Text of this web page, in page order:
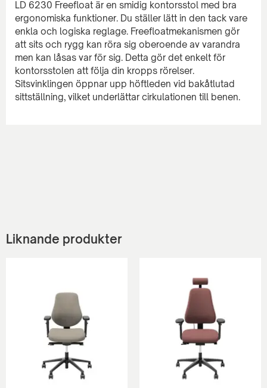
LD 6230 Freefloat är en smidig kontorsstol med bra
ergonomiska funktioner. Du ställer lätt in den tack vare
enkla och logiska reglage. Freefloatmekanismen gör
att sits och rygg kan röra sig oberoende av varandra
men kan låsas var för sig. Detta gör det enkelt för
kontorsstolen att följa din kropps rörelser.
Sitsvinklingen öppnar upp höftleden vid bakåtlutad
Liknande produkter